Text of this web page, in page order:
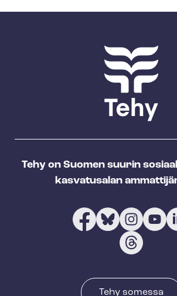
Tehy on Suomen suurin
kasvatusalan
Tehy somessa